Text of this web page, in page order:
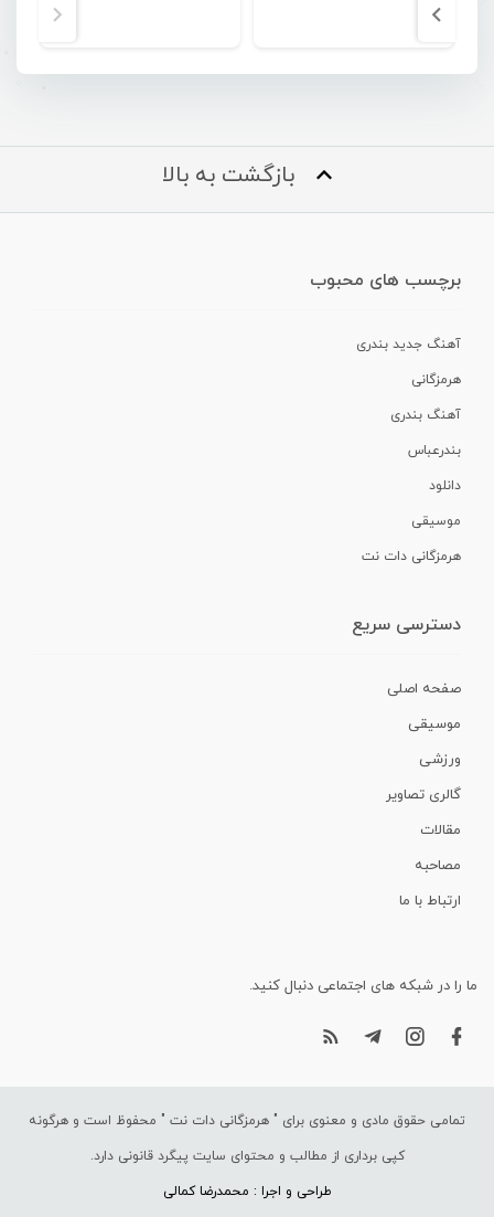
بازگشت به بالا
برچسب های محبوب
آهنگ جدید بندری
هرمزگانی
آهنگ بندری
بندرعباس
دانلود
موسیقی
هرمزگانی دات نت
دسترسی سریع
صفحه اصلی
موسیقی
ورزشی
گالری تصاویر
مقالات
مصاحبه
ارتباط با ما
ما را در شبکه های اجتماعی دنبال کنید.
تمامی حقوق مادی و معنوی برای " هرمزگانی دات نت " محفوظ است و هرگونه
کپی برداری از مطالب و محتوای سایت پیگرد قانونی دارد.
طراحی و اجرا : محمدرضا کمالی